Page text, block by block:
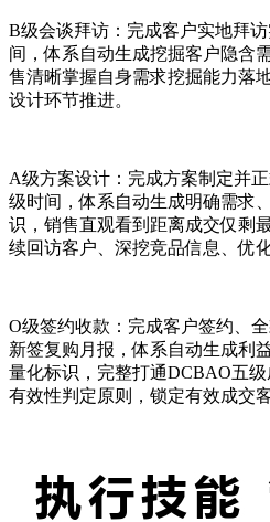
B级会谈拜访：完成客户实地拜
间，体系自动生成挖掘客户隐含
售清晰掌握自身需求挖掘能力落
设计环节推进。
A级方案设计：完成方案制定并
级时间，体系自动生成明确需求
识，销售直观看到距离成交仅剩
续回访客户、深挖竞品信息、优
O级签约收款：完成客户签约、
新签复购月报，体系自动生成利
量化标识，完整打通DCBAO五
有效性判定原则，锁定有效成交